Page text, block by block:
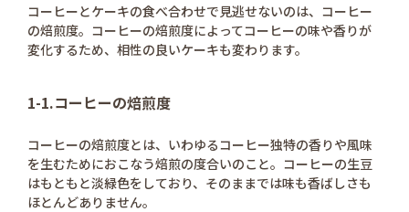
コーヒーとケーキの食べ合わせで見逃せないのは、コーヒー
の焙煎度。コーヒーの焙煎度によってコーヒーの味や香りが
変化するため、相性の良いケーキも変わります。
1-1.コーヒーの焙煎度
コーヒーの焙煎度とは、いわゆるコーヒー独特の香りや風味
を生むためにおこなう焙煎の度合いのこと。コーヒーの生豆
はもともと淡緑色をしており、そのままでは味も香ばしさも
ほとんどありません。